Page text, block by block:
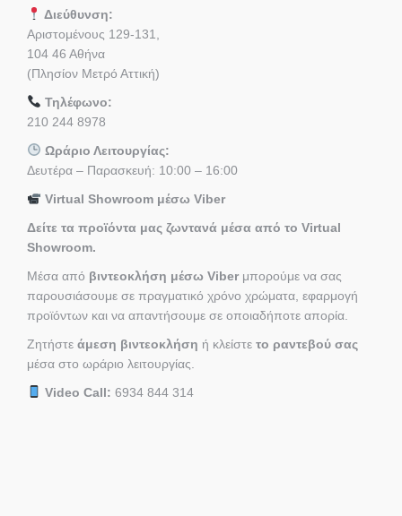
Διεύθυνση:
Αριστομένους 129-131,
104 46 Αθήνα
(Πλησίον Μετρό Αττική)
Τηλέφωνο:
210 244 8978
Ωράριο Λειτουργίας:
Δευτέρα – Παρασκευή: 10:00 – 16:00
Virtual Showroom μέσω Viber
Δείτε τα προϊόντα μας ζωντανά μέσα από το Virtual
Showroom.
Μέσα από βιντεοκλήση μέσω Viber μπορούμε να σας
παρουσιάσουμε σε πραγματικό χρόνο χρώματα, εφαρμογή
προϊόντων και να απαντήσουμε σε οποιαδήποτε απορία.
Ζητήστε άμεση βιντεοκλήση ή κλείστε το ραντεβού σας
μέσα στο ωράριο λειτουργίας.
Video Call: 6934 844 314